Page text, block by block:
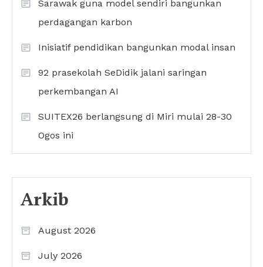
Sarawak guna model sendiri bangunkan
perdagangan karbon
Inisiatif pendidikan bangunkan modal insan
92 prasekolah SeDidik jalani saringan
perkembangan AI
SUITEX26 berlangsung di Miri mulai 28-30
Ogos ini
Arkib
August 2026
July 2026